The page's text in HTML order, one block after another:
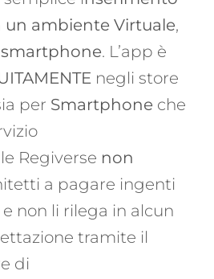
un ambiente Virtuale,
smartphone. L’app è
negli store
per Smartphone che
Regiverse non
a pagare ingenti
non li rilega in alcun
tramite il
di